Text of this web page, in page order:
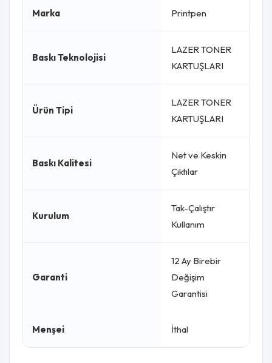
Marka Printpen
Baskı Teknolojisi
LAZER TONER
KARTUŞLARI
Ürün Tipi
LAZER TONER
KARTUŞLARI
Baskı Kalitesi
Net ve Keskin
Çıktılar
Kurulum
Tak-Çalıştır
Kullanım
Garanti
12 Ay Birebir
Değişim
Garantisi
Menşei İthal